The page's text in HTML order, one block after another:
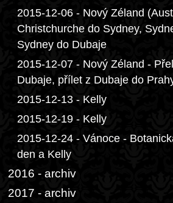
2015-12-06 - Nový Zéland
Christchurche do Sydney,
Sydney do Dubaje
2015-12-07 - Nový Zéland -
Dubaje, přílet z Dubaje do
2015-12-13 - Kelly
2015-12-19 - Kelly
2015-12-24 - Vánoce -
den a Kelly
2016 - archiv
2017 - archiv